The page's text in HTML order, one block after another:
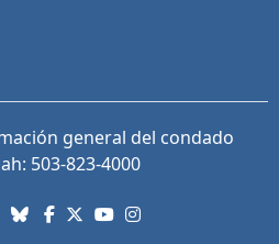
general del condado
503-823-4000
con nosotros. Enlaces a
Bluesky
Facebook
X (Twitter)
YouTube
Instagram